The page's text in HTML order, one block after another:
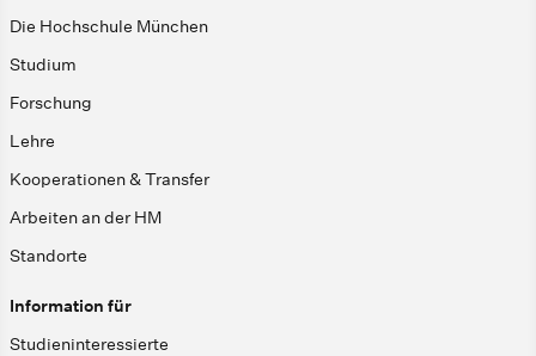
Die Hochschule München
Studium
Forschung
Lehre
Kooperationen & Transfer
Arbeiten an der HM
Standorte
Information für
Studieninteressierte